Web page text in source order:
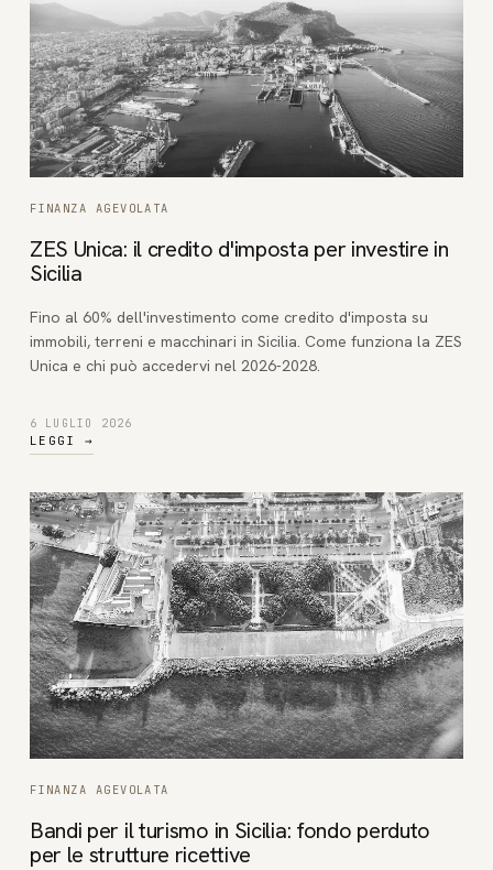
FINANZA AGEVOLATA
ZES Unica: il credito d'imposta per investire in
Sicilia
Fino al 60% dell'investimento come credito d'imposta su
immobili, terreni e macchinari in Sicilia. Come funziona la ZES
Unica e chi può accedervi nel 2026-2028.
6 LUGLIO 2026
LEGGI →
FINANZA AGEVOLATA
Bandi per il turismo in Sicilia: fondo perduto
per le strutture ricettive